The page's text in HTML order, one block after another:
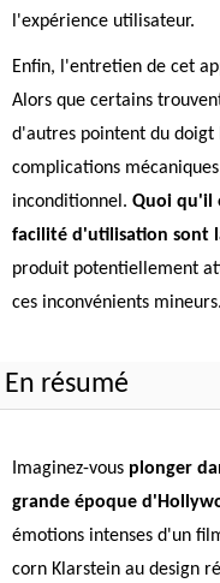
l'expérience utilisateur.
Enfin, l'entretien de cet
Alors que certains
d'autres pointent du doigt
complications
inconditionnel. Quoi qu'il
facilité d'utilisation sont
produit potentiellement
ces inconvénients mineurs.
En résumé
Imaginez-vous plonger
grande époque
émotions intenses d'un
corn Klarstein au design